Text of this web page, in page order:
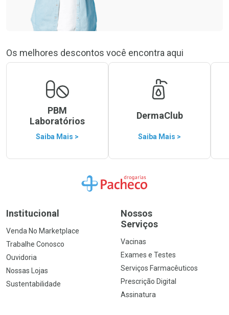
Os melhores descontos você encontra aqui
PBM
Laboratórios
Saiba Mais >
DermaClub
Saiba Mais >
Ir para a Home
Institucional
Venda No Marketplace
Trabalhe Conosco
Ouvidoria
Nossas Lojas
Sustentabilidade
Nossos
Serviços
Vacinas
Exames e Testes
Serviços Farmacêuticos
Prescrição Digital
Assinatura